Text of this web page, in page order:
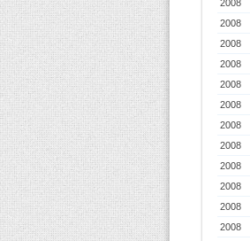
2008
2008
2008
2008
2008
2008
2008
2008
2008
2008
2008
2008